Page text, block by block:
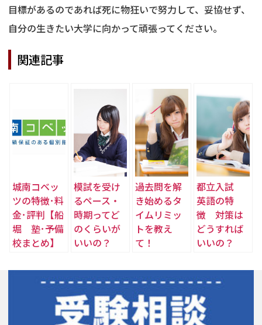
目標があるのであれば死に物狂いで努力して、妥協せず、
自分の生きたい大学に向かって頑張ってください。
関連記事
城南コベッ
ツの特徴･料
金･評判【船
堀 塾･予備
校まとめ】
模試を受け
るペース・
時期ってど
のくらいが
いいの？
過去問を解
き始めるタ
イムリミッ
トを教え
て！
都立入試
英語の特
徴 対策は
どうすれば
いいの？